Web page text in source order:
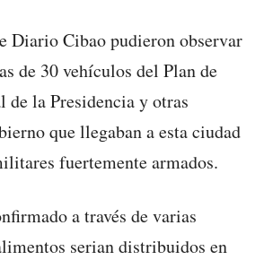
Diario Cibao pudieron observar
de 30 vehículos del Plan de
de la Presidencia y otras
que llegaban a esta ciudad
fuertemente armados.
a través de varias
serian distribuidos en